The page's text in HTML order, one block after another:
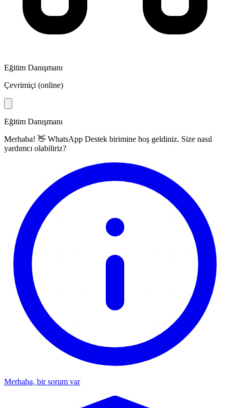
Eğitim Danışmanı
Çevrimiçi (online)
Eğitim Danışmanı
Merhaba! 👋 WhatsApp Destek birimine hoş geldiniz. Size nasıl
yardımcı olabiliriz?
Merhaba, bir sorum var